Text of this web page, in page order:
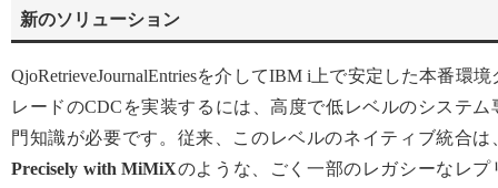
新のソリューション
QjoRetrieveJournalEntriesを介してIBM i上で安定した本番環境
レードのCDCを実装するには、高度で低レベルのシステム
門知識が必要です。従来、このレベルのネイティブ統合は
Precisely with MiMiXのような、ごく一部のレガシーなレプ